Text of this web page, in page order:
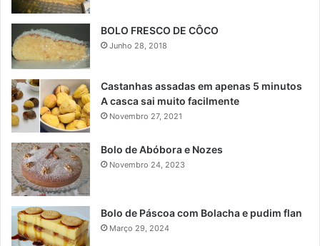
BOLO FRESCO DE CÔCO
Junho 28, 2018
Castanhas assadas em apenas 5 minutos
A casca sai muito facilmente
Novembro 27, 2021
Bolo de Abóbora e Nozes
Novembro 24, 2023
Bolo de Páscoa com Bolacha e pudim flan
Março 29, 2024